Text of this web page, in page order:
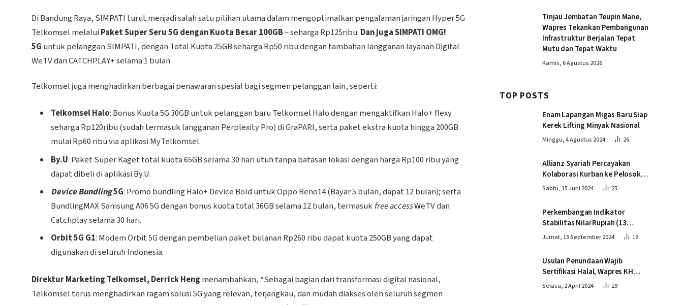
Di Bandung Raya, SIMPATI turut menjadi salah satu pilihan utama dalam mengoptimalkan pengalaman jaringan Hyper 5G
Telkomsel melalui Paket Super Seru 5G dengan Kuota Besar 100GB– seharga Rp125ribu. Dan juga SIMPATI OMG!
5G untuk pelanggan SIMPATI, dengan Total Kuota 25GB seharga Rp50 ribu dengan tambahan langganan layanan Digital
WeTV dan CATCHPLAY+ selama 1 bulan.
Telkomsel juga menghadirkan berbagai penawaran spesial bagi segmen pelanggan lain, seperti:
Telkomsel Halo: Bonus Kuota 5G 30GB untuk pelanggan baru Telkomsel Halo dengan mengaktifkan Halo+ flexy
seharga Rp120ribu (sudah termasuk langganan Perplexity Pro) di GraPARI, serta paket ekstra kuota hingga 200GB
mulai Rp60 ribu via aplikasi MyTelkomsel.
By.U: Paket Super Kaget total kuota 65GB selama 30 hari utuh tanpa batasan lokasi dengan harga Rp100 ribu yang
dapat dibeli di aplikasi By.U.
Device Bundling5G: Promo bundling Halo+ Device Bold untuk Oppo Reno14 (Bayar 5 bulan, dapat 12 bulan); serta
BundlingMAX Samsung A06 5G dengan bonus kuota total 36GB selama 12 bulan, termasukfree accessWeTV dan
Catchplay selama 30 hari.
Orbit 5G G1: Modem Orbit 5G dengan pembelian paket bulanan Rp260 ribu dapat kuota 250GB yang dapat
digunakan di seluruh Indonesia.
Direktur Marketing Telkomsel, Derrick Heng menambahkan, “Sebagai bagian dari transformasi digital nasional,
Telkomsel terus menghadirkan ragam solusi 5G yang relevan, terjangkau, dan mudah diakses oleh seluruh segmen
Tinjau Jembatan Teupin Mane,
Wapres Tekankan Pembangunan
Infrastruktur Berjalan Tepat
Mutu dan Tepat Waktu
Kamis, 6 Agustus 2026
TOP POSTS
Enam Lapangan Migas Baru Siap
Kerek Lifting Minyak Nasional
Minggu, 4 Agustus 2024 26
Allianz Syariah Percayakan
Kolaborasi Kurban ke Pelosok
Negeri bersama Dompet Dhuafa
Sabtu, 15 Juni 2024 25
Perkembangan Indikator
Stabilitas Nilai Rupiah (13
September 2024)
Jumat, 13 September 2024 19
Usulan Penundaan Wajib
Sertifikasi Halal, Wapres KH
Ma’ruf Amin: Proses Tetap
Selasa, 2 April 2024 19